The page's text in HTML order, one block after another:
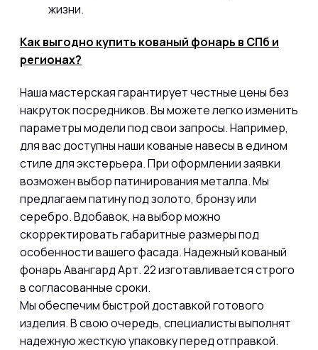
жизни.
Как выгодно купить кованый фонарь в СПб и
регионах?
Наша мастерская гарантирует честные цены без
накруток посредников. Вы можете легко изменить
параметры модели под свои запросы. Например,
для вас доступны нашикованые навесыв едином
стиле для экстерьера. При оформлении заявки
возможен выбор патинирования металла. Мы
предлагаем патину под золото, бронзу или
серебро. Вдобавок, на выбор можно
скорректировать габаритные размеры под
особенности вашего фасада. Надежный кованый
фонарь Авангард Арт. 22изготавливается строго
в согласованные сроки.
Мы обеспечим быстрой доставкой готового
изделия. В свою очередь, специалисты выполнят
надежную жесткую упаковку перед отправкой.